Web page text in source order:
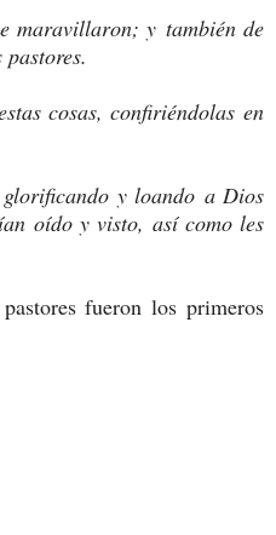
maravillaron; y también de
cosas, confiriéndolas en
y loando a Dios
oído y visto, así como les
fueron los primeros